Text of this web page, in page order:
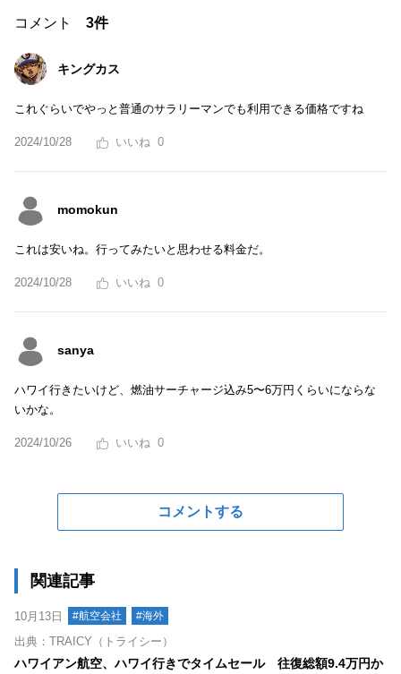
コメント 3件
キングカス
これぐらいでやっと普通のサラリーマンでも利用できる価格ですね
2024/10/28 0
momokun
これは安いね。行ってみたいと思わせる料金だ。
2024/10/28 0
sanya
ハワイ行きたいけど、燃油サーチャージ込み5〜6万円くらいにならな
いかな。
2024/10/26 0
コメントする
関連記事
10月13日 #航空会社 #海外
出典：TRAICY（トライシー）
ハワイアン航空、ハワイ行きでタイムセール 往復総額9.4万円か